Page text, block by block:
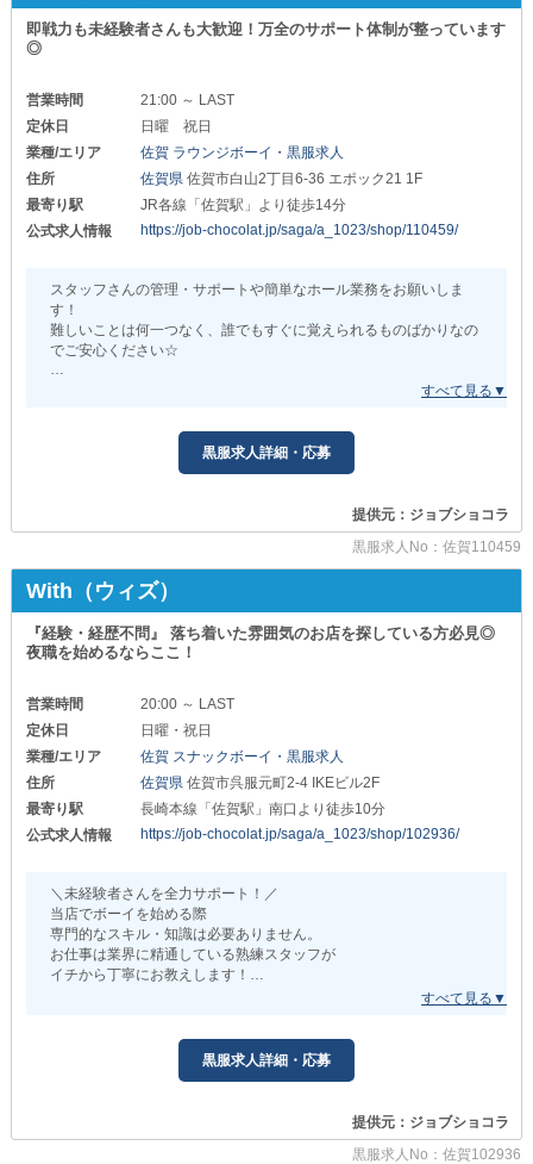
即戦力も未経験者さんも大歓迎！万全のサポート体制が整っています
◎
営業時間
21:00 ～ LAST
定休日
日曜 祝日
業種/エリア
佐賀 ラウンジボーイ・黒服求人
住所
佐賀県佐賀市白山2丁目6-36 エポック21 1F
最寄り駅
JR各線「佐賀駅」より徒歩14分
公式求人情報
https://job-chocolat.jp/saga/a_1023/shop/110459/
スタッフさんの管理・サポートや簡単なホール業務をお願いしま
す！
難しいことは何一つなく、誰でもすぐに覚えられるものばかりなの
でご安心ください☆
また、シフトはアナタの生活に合わせて柔軟に対応可能です◎
先輩スタッフたちがイチから丁寧にサポートしますので知識やスキ
この機会にぜひ勇気を出してご応募くださいね！
気になってくださった方はぜひ「詳細ページ」までcheck。
ております。
黒服求人詳細・応募
提供元：ジョブショコラ
黒服求人No：佐賀110459
With（ウィズ）
『経験・経歴不問』 落ち着いた雰囲気のお店を探している方必見◎
夜職を始めるならここ！
営業時間
20:00 ～ LAST
定休日
日曜・祝日
業種/エリア
佐賀 スナックボーイ・黒服求人
住所
佐賀県佐賀市呉服元町2-4 IKEビル2F
最寄り駅
長崎本線「佐賀駅」南口より徒歩10分
公式求人情報
https://job-chocolat.jp/saga/a_1023/shop/102936/
＼未経験者さんを全力サポート！／
当店でボーイを始める際
専門的なスキル・知識は必要ありません。
お仕事は業界に精通している熟練スタッフが
イチから丁寧にお教えします！
▼佐賀県”NO.1級“に働きやすいお店
【ウィズ】は何よりも現場の声を重視。
ノンストレスで働ける職場をお探しならぜひ当店へ。
黒服求人詳細・応募
提供元：ジョブショコラ
黒服求人No：佐賀102936